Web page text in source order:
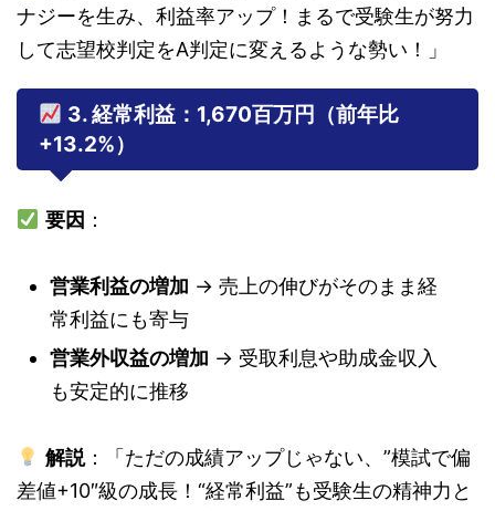
ナジーを生み、利益率アップ！まるで受験生が努力
して志望校判定をA判定に変えるような勢い！」
3. 経常利益：1,670百万円（前年比
+13.2%）
要因 ：
営業利益の増加 → 売上の伸びがそのまま経
常利益にも寄与
営業外収益の増加 → 受取利息や助成金収入
も安定的に推移
解説：「ただの成績アップじゃない、”模試で偏
差値+10″級の成長！“経常利益”も受験生の精神力と